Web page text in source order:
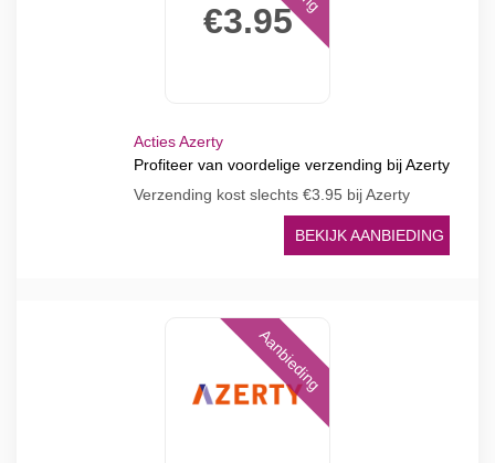
€3.95
Acties Azerty
Profiteer van voordelige verzending bij Azerty
Verzending kost slechts €3.95 bij Azerty
BEKIJK AANBIEDING
Aanbieding